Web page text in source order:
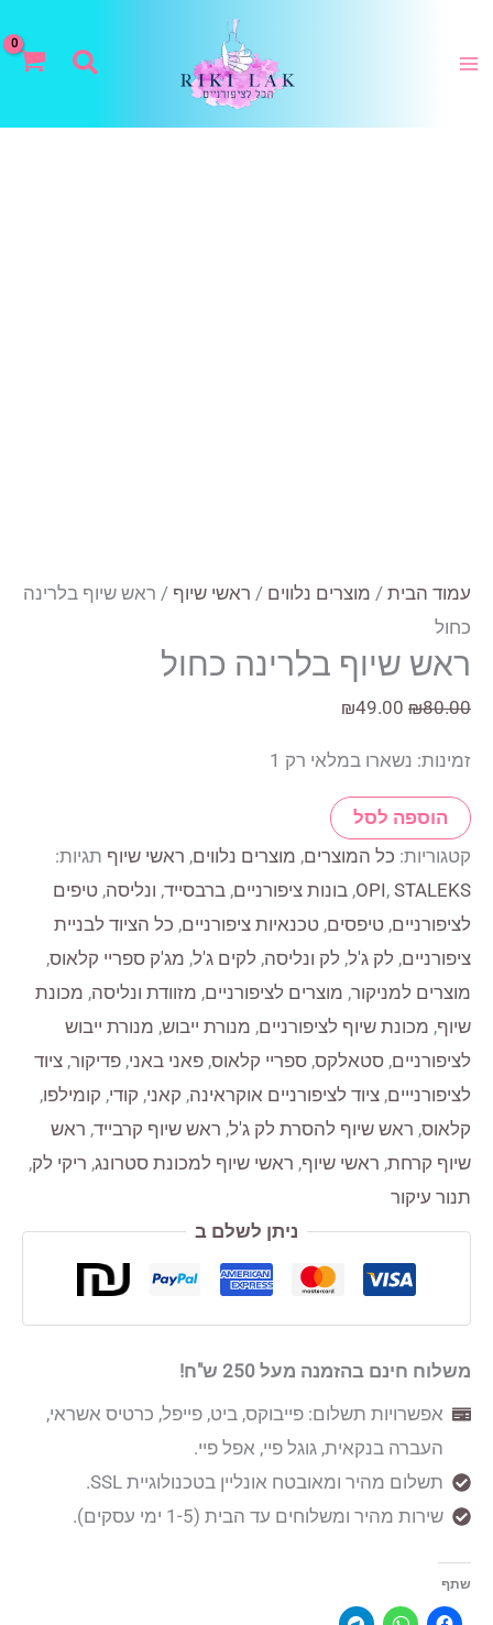
חיפוש
עמוד הבית / מוצרים נלווים / ראשי שיוף / ראש שיוף בלרינה
כחול
ראש שיוף בלרינה כחול
₪80.00
המחיר
היה:
₪80.00.
₪49.00
הוא:
₪49.00.
זמינות: נשארו במלאי רק 1
כמות
של
ראש
שיוף
הוספה לסל
קטגוריות: כל המוצרים, מוצרים נלווים, ראשי שיוף תגיות:
OPI, STALEKS
, בונות ציפורניים, ברבסייד, ונליסה, טיפים
לציפורניים, טיפסים, טכנאיות ציפורניים, כל הציוד לבניית
ציפורניים, לק ג'ל, לק ונליסה, לקים ג'ל, מג'ק ספריי קלאוס,
מוצרים למניקור, מוצרים לציפורניים, מזוודת ונליסה, מכונת
שיוף, מכונת שיוף לציפורניים, מנורת ייבוש, מנורת ייבוש
לציפורניים, סטאלקס, ספריי קלאוס, פאני באני, פדיקור, ציוד
לציפורנייים, ציוד לציפורניים אוקראינה, קאני, קודי, קומילפו,
קלאוס, ראש שיוף להסרת לק ג'ל, ראש שיוף קרבייד, ראש
שיוף קרחת, ראשי שיוף, ראשי שיוף למכונת סטרונג, ריקי לק,
תנור עיקור
ניתן לשלם ב
משלוח חינם בהזמנה מעל 250 ש"ח!
אפשרויות תשלום: פייבוקס, ביט, פייפל, כרטיס אשראי,
העברה בנקאית, גוגל פיי, אפל פיי.
תשלום מהיר ומאובטח אונליין בטכנולוגיית SSL.
שירות מהיר ומשלוחים עד הבית (1-5 ימי עסקים).
שתף